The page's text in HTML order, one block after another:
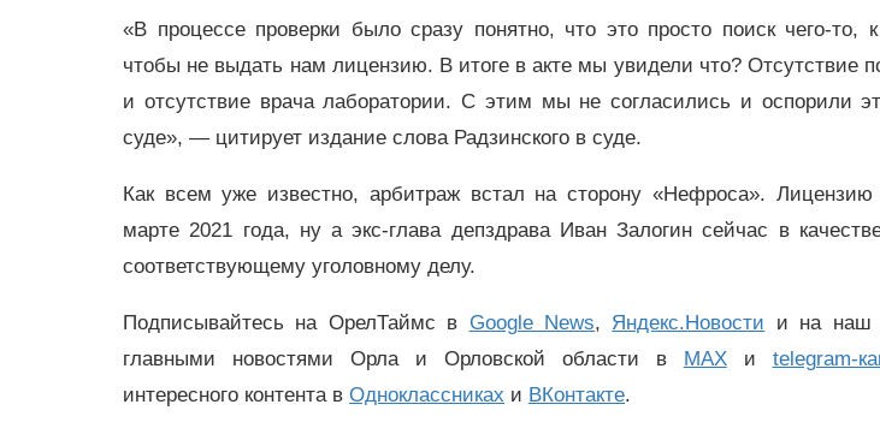
«В процессе проверки было сразу понятно, что это просто поиск чего-то,
чтобы не выдать нам лицензию. В итоге в акте мы увидели что? Отсутствие
и отсутствие врача лаборатории. С этим мы не согласились и оспорили
суде», — цитирует издание слова Радзинского в суде.
Как всем уже известно, арбитраж встал на сторону «Нефроса».
марте 2021 года, ну а экс-глава депздрава Иван Залогин сейчас в
соответствующему уголовному делу.
Подписывайтесь на ОрелТаймс в Google News, Яндекс.Новости и на наш
главными новостями Орла и Орловской области в MAXи telegram-
интересного контента в Одноклассниках и ВКонтакте.